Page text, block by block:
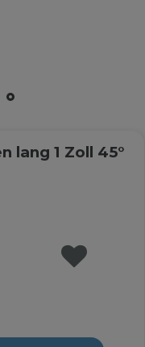
lang 1 Zoll 45°